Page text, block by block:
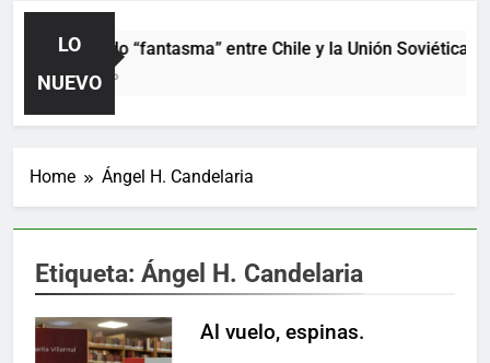
LO
NUEVO
El partido “fantasma” entre Chile y la Unión Soviética.
2 Días Ago
Home Ángel H. Candelaria
Etiqueta: Ángel H. Candelaria
Al vuelo, espinas.